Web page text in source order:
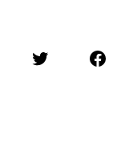
Twitter